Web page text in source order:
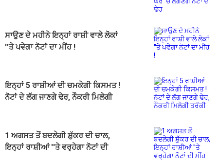
ਸਾਉਣ ਦੇ ਮਹੀਨੇ ਇਨ੍ਹਾਂ ਰਾਸ਼ੀ ਵਾਲੇ ਲੋਕਾਂ
''ਤੇ ਪਵੇਗਾ ਨੋਟਾਂ ਦਾ ਮੀਂਹ !
ਇਨ੍ਹਾਂ 5 ਰਾਸ਼ੀਆਂ ਦੀ ਚਮਕੇਗੀ ਕਿਸਮਤ !
ਨੋਟਾਂ ਦੇ ਲੱਗ ਜਾਣਗੇ ਢੇਰ, ਨੌਕਰੀ ਮਿਲੇਗੀ
1 ਅਗਸਤ ਤੋਂ ਬਦਲੇਗੀ ਸ਼ੁੱਕਰ ਦੀ ਚਾਲ,
ਇਨ੍ਹਾਂ ਰਾਸ਼ੀਆਂ ''ਤੇ ਵਰ੍ਹੇਗਾ ਨੋਟਾਂ ਦੀ